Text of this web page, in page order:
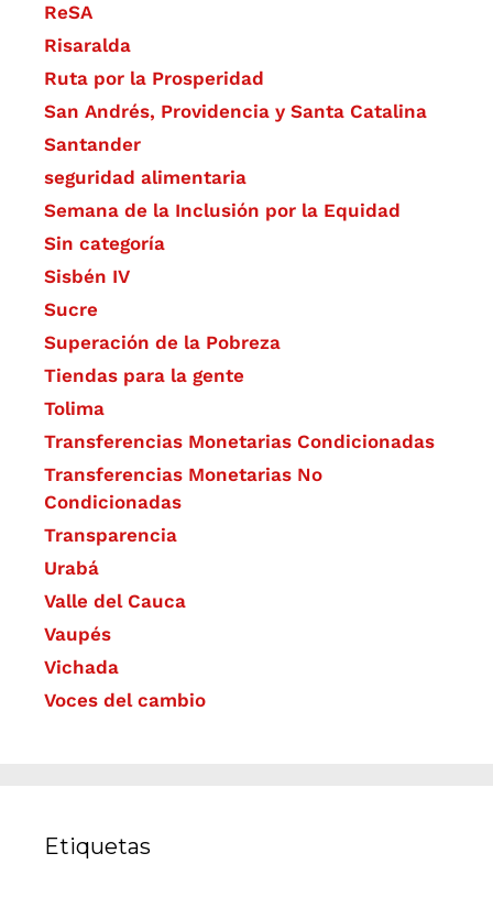
ReSA
Risaralda
Ruta por la Prosperidad
San Andrés, Providencia y Santa Catalina
Santander
seguridad alimentaria
Semana de la Inclusión por la Equidad
Sin categoría
Sisbén IV
Sucre
Superación de la Pobreza
Tiendas para la gente
Tolima
Transferencias Monetarias Condicionadas
Transferencias Monetarias No
Condicionadas
Transparencia
Urabá
Valle del Cauca
Vaupés
Vichada
Voces del cambio
Etiquetas